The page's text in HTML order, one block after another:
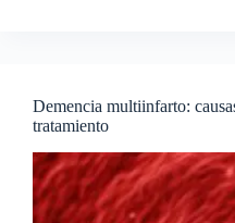
Demencia multiinfarto:
tratamiento